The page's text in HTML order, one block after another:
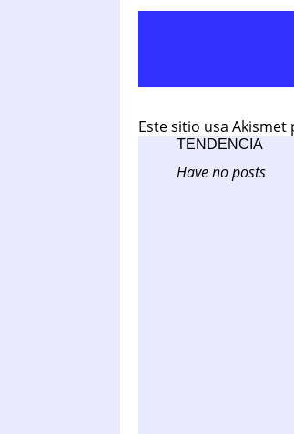
Este sitio usa
TENDENCIA
Have no posts